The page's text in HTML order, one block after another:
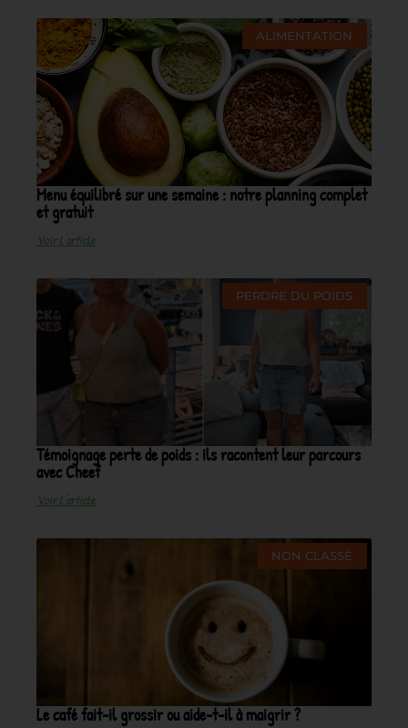
ALIMENTATION
Menu équilibré sur une semaine : notre planning complet
et gratuit
Voir L'article
PERDRE DU POIDS
Témoignage perte de poids : ils racontent leur parcours
avec Cheef
Voir L'article
NON CLASSÉ
Le café fait-il grossir ou aide-t-il à maigrir ?